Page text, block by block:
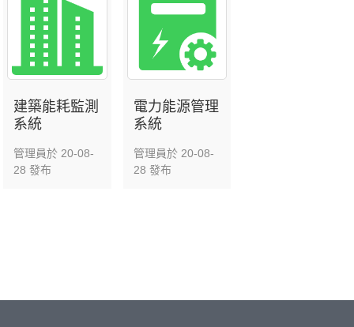
建築能耗監測
系統
管理員於 20-08-
28 發布
電力能源管理
系統
管理員於 20-08-
28 發布